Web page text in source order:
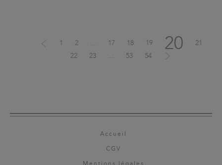
1 2 ... 17 18 19 20
21
22
23 ... 53 54
Accueil
CGV
Mentions légales